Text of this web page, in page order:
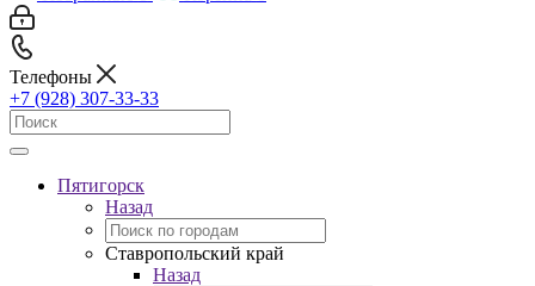
Телефоны
+7 (928) 307-33-33
Пятигорск
Назад
Ставропольский край
Назад